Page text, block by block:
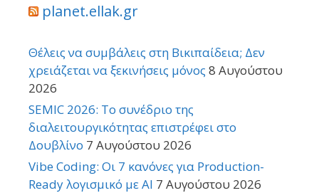
planet.ellak.gr
Θέλεις να συμβάλεις στη Βικιπαίδεια; Δεν
χρειάζεται να ξεκινήσεις μόνος 8 Αυγούστου
2026
SEMIC 2026: Το συνέδριο της
διαλειτουργικότητας επιστρέφει στο
Δουβλίνο 7 Αυγούστου 2026
Vibe Coding: Οι 7 κανόνες για Production-
Ready λογισμικό με AI 7 Αυγούστου 2026